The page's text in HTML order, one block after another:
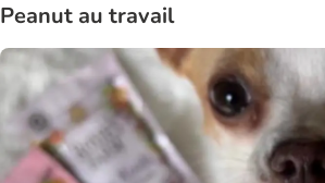
Peanut au travail